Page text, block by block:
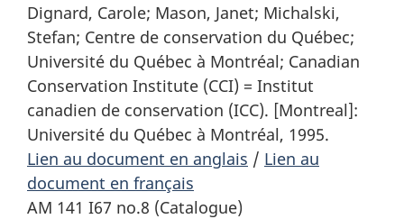
Dignard, Carole; Mason, Janet; Michalski,
Stefan; Centre de conservation du Québec;
Université du Québec à Montréal; Canadian
Conservation Institute (CCI) = Institut
canadien de conservation (ICC). [Montreal]:
Université du Québec à Montréal, 1995.
Lien au document en anglais / Lien au
document en français
AM 141 I67 no.8 (Catalogue)